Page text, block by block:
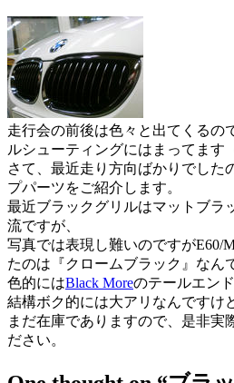
走行会の前後は色々と出てくるの
ルシューティングにはまってます
さて、最近走り方向ばかりでした
プパーツをご紹介します。
最近ブラックグリルはマットブラ
流ですが、
写真では表現し難いのですがE60/
たのは『クロームブラック』なん
色的にはBlack Moreのテールエン
結構ボク的には大アリなんですけ
まだ在庫でありますので、是非実
ださい。